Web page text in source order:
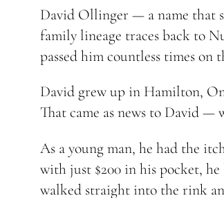
David Ollinger — a name that
family lineage traces back to
passed him countless times
David grew up in Hamilton,
That came as news to David —
As a young man, he had the
with just $200 in his pocket,
walked straight into the rink